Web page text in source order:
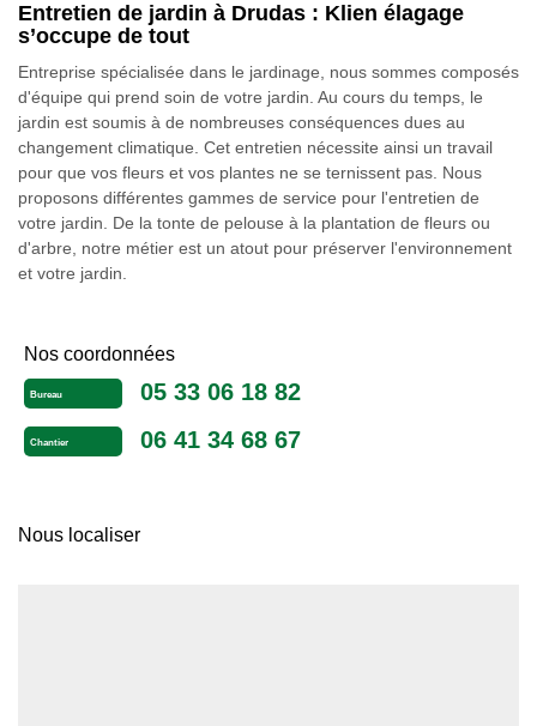
Entretien de jardin à Drudas : Klien élagage
s’occupe de tout
Entreprise spécialisée dans le jardinage, nous sommes composés
d'équipe qui prend soin de votre jardin. Au cours du temps, le
jardin est soumis à de nombreuses conséquences dues au
changement climatique. Cet entretien nécessite ainsi un travail
pour que vos fleurs et vos plantes ne se ternissent pas. Nous
proposons différentes gammes de service pour l'entretien de
votre jardin. De la tonte de pelouse à la plantation de fleurs ou
d'arbre, notre métier est un atout pour préserver l'environnement
et votre jardin.
Nos coordonnées
Bureau 05 33 06 18 82
Chantier 06 41 34 68 67
Nous localiser